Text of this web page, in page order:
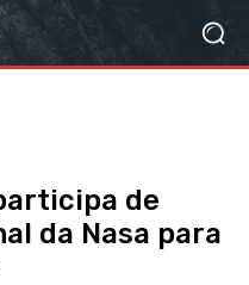
de
da Nasa para